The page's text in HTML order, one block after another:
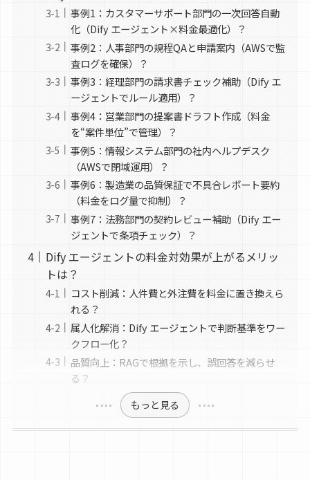
事例1：カスタマーサポート部門の一次回答自動
化（Dify エージェント×料金最適化）？
事例2：人事部門の規程QAと申請案内（AWSで監
査ログを確保）？
事例3：経理部門の請求書チェック補助（Dify エ
ージェントでルール適用）？
事例4：営業部門の提案書ドラフト作成（料金
を“案件単位”で管理）？
事例5：情報システム部門の社内ヘルプデスク
（AWSで閉域運用）？
事例6：製造業の品質保証で不具合レポート要約
（料金をログ量で抑制）？
事例7：法務部門の契約レビュー補助（Dify エー
ジェントで条項チェック）？
Dify エージェントの料金対効果が上がるメリッ
トは？
コスト削減：人件費と外注費を料金に置き換えら
れる？
属人化解消：Dify エージェントで判断基準をワー
クフロー化？
品質向上：RAGで根拠を示し、誤回答を減らせ
る？
もっと見る